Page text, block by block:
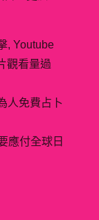
, Youtube
觀看量過
人免費占卜
應付全球日